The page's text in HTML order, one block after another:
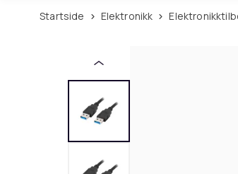
Startside Elektronikk